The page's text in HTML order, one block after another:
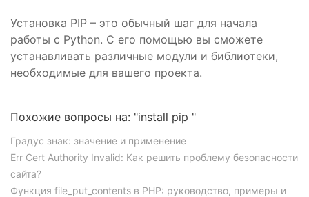
Установка PIP – это обычный шаг для начала
работы с Python. С его помощью вы сможете
устанавливать различные модули и библиотеки,
необходимые для вашего проекта.
Похожие вопросы на: "install pip "
Градус знак: значение и применение
Err Cert Authority Invalid: Как решить проблему безопасности
сайта?
Функция file_put_contents в PHP: руководство, примеры и